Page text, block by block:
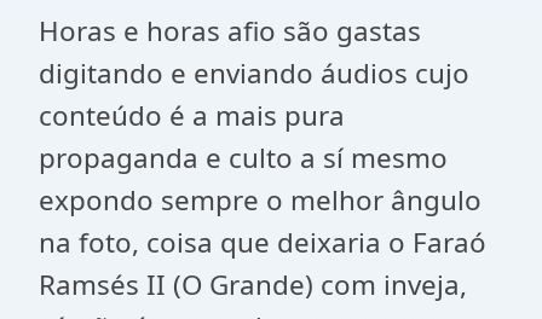
Horas e horas afio são gastas
digitando e enviando áudios cujo
conteúdo é a mais pura
propaganda e culto a sí mesmo
expondo sempre o melhor ângulo
na foto, coisa que deixaria o Faraó
Ramsés II (O Grande) com inveja,